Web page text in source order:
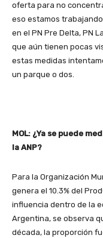
oferta para no
eso estamos
en el PN Pre Delta, PN
que aún tienen pocas
estas medidas
un parque o dos.
MOL: ¿Ya se puede
la ANP?
Para la Organización
genera el 10.3% del
influencia dentro de la
Argentina, se observa
década, la proporción